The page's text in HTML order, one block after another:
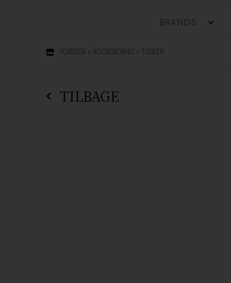
BRANDS
FORSIDE » ACCESSORIES » TASKER
TILBAGE